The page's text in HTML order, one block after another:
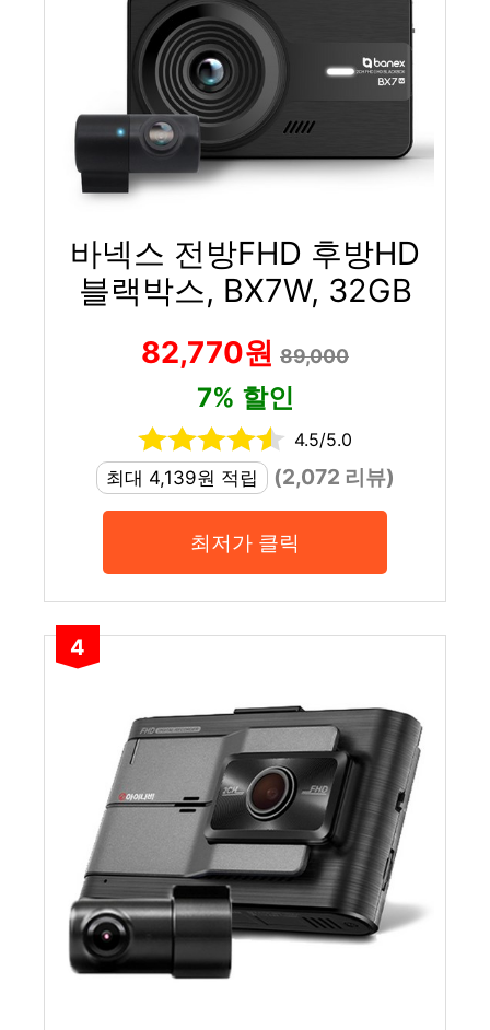
바넥스 전방FHD 후방HD
블랙박스, BX7W, 32GB
82,770원 89,000
7% 할인
4.5/5.0
최대 4,139원 적립
(2,072 리뷰)
최저가 클릭
4